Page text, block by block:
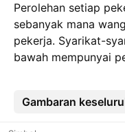
Perolehan setiap
sebanyak mana
pekerja. Syarikat-
bawah mempunyai
Gambaran
Lebih